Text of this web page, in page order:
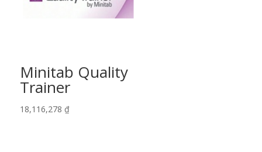
Minitab Quality
Trainer
18,116,278 ₫